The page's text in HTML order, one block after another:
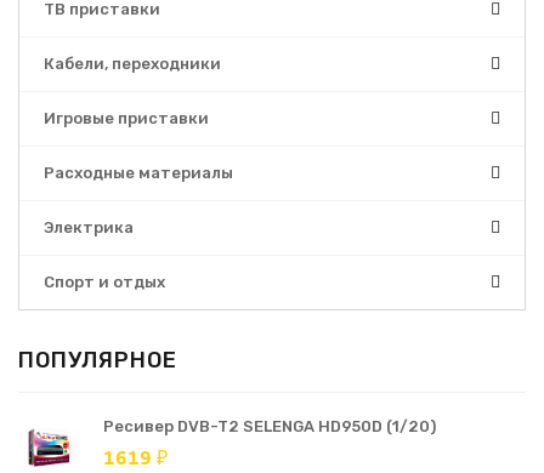
ТВ приставки
Кабели, переходники
Игровые приставки
Расходные материалы
Электрика
Спорт и отдых
ПОПУЛЯРНОЕ
Ресивер DVB-T2 SELENGA HD950D (1/20)
1619 ₽